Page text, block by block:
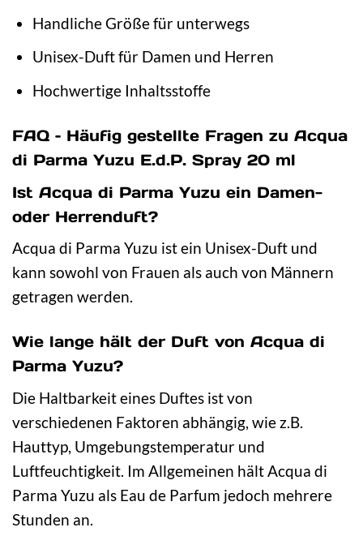
Handliche Größe für unterwegs
Unisex-Duft für Damen und Herren
Hochwertige Inhaltsstoffe
FAQ – Häufig gestellte Fragen zu Acqua
di Parma Yuzu E.d.P. Spray 20 ml
Ist Acqua di Parma Yuzu ein Damen-
oder Herrenduft?
Acqua di Parma Yuzu ist ein Unisex-Duft und
kann sowohl von Frauen als auch von Männern
getragen werden.
Wie lange hält der Duft von Acqua di
Parma Yuzu?
Die Haltbarkeit eines Duftes ist von
verschiedenen Faktoren abhängig, wie z.B.
Hauttyp, Umgebungstemperatur und
Luftfeuchtigkeit. Im Allgemeinen hält Acqua di
Parma Yuzu als Eau de Parfum jedoch mehrere
Stunden an.